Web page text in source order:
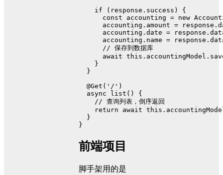
if (response. success ) {
const accounting = new
      accounting.
amount = response.
      accounting.
date = response.
      accounting.
name = response.
// 保存到数据库
await this . accountingModel .
    }
  }
@Get ( '/' )
async
list ( ) {
// 查询列表，倒序返回
return
await this .
  }
}
前端项目
脚手架用的是